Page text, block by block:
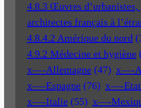
4.8.3 Œuvres d’urbanistes,
architectes français à
4.8.4.2 Amérique du nord
4.9.2 Médecine et hygiène
x—-Allemagne (47) x—-
x—-Espagne (76) x—-
x—-Italie (55) x—-